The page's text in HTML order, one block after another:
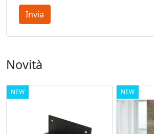
Invia
Novità
NEW NEW